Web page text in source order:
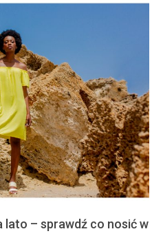
lato – sprawdź co nosić w